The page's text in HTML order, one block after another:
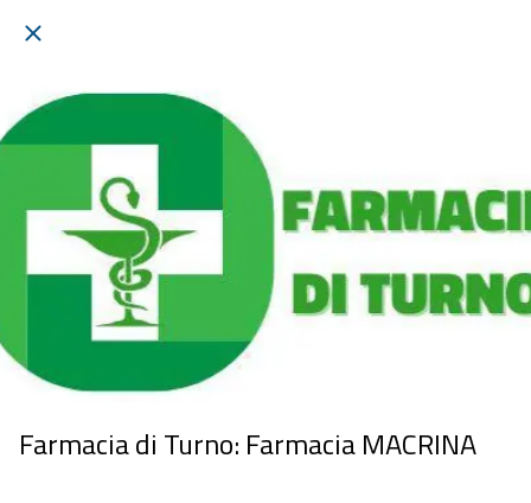
Farmacia di Turno: Farmacia MACRINA